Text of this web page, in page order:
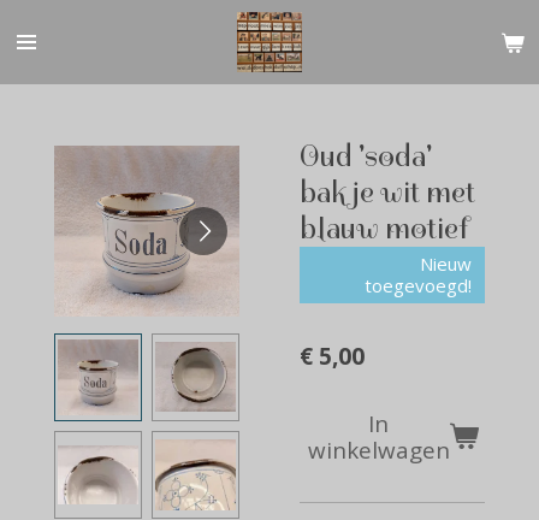
direct
Oud 'soda'
bakje wit met
blauw motief
Nieuw
toegevoegd!
€ 5,00
In
winkelwagen